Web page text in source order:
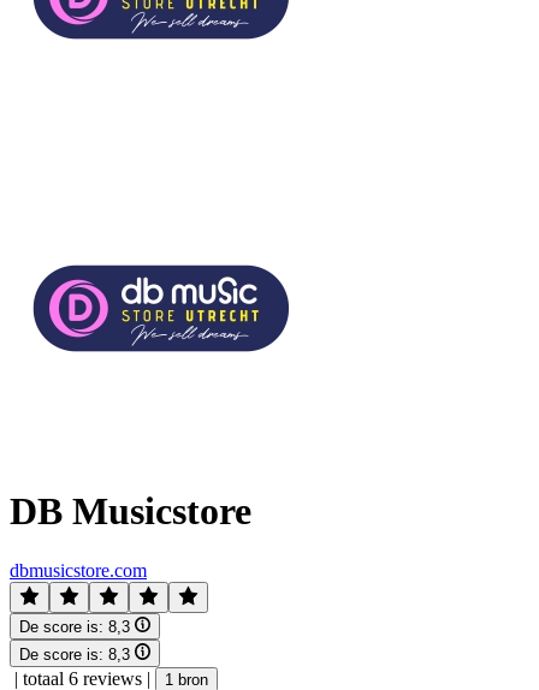
DB Musicstore
dbmusicstore.com
De score is: 8,3
De score is: 8,3
| totaal 6 reviews | 1 bron